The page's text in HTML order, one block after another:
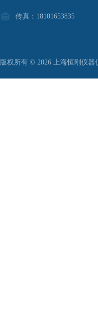
传真：18101653835
版权所有 © 2026 上海恒刚仪器